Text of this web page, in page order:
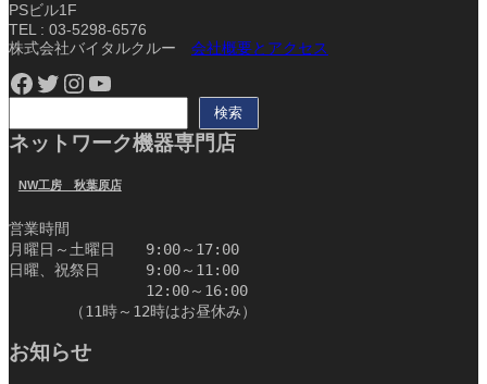
PSビル1F
TEL : 03-5298-6576
株式会社バイタルクルー 会社概要とアクセス
Facebook Twitter Instagram YouTube
索
検索
ネットワーク機器専門店
NW工房 秋葉原店
営業時間
月曜日～土曜日　　9:00～17:00
日曜、祝祭日　　　9:00～11:00
12:00～16:00
（11時～12時はお昼休み）
お知らせ